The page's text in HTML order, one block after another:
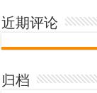
近期评论
归档